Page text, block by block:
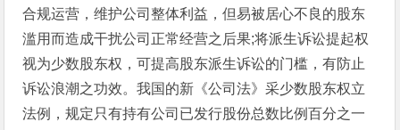
合规运营，维护公司整体利益，但易被居心不良的股东
滥用而造成干扰公司正常经营之后果;将派生诉讼提起权
视为少数股东权，可提高股东派生诉讼的门槛，有防止
诉讼浪潮之功效。我国的新《公司法》采少数股东权立
法例，规定只有持有公司已发行股份总数比例百分之一